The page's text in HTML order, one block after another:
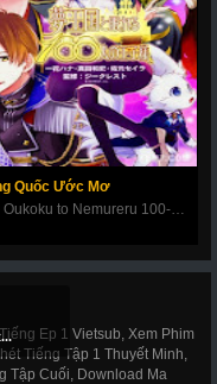
Quốc Ước Mơ
Ep 1 Vietsub, Xem Phim
Tiếng Tập 1 Thuyết Minh,
Tập Cuối, Download Ma